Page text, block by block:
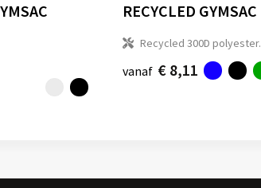
RECYCLED GYMSAC
Recycled 300D polyester.
vanaf € 8,11